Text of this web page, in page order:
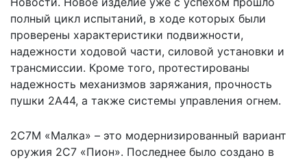
полный цикл испытаний, в ходе которых были
проверены характеристики подвижности,
надежности ходовой части, силовой установки и
трансмиссии. Кроме того, протестированы
надежность механизмов заряжания, прочность
пушки 2А44, а также системы управления огнем.
2С7М «Малка» – это модернизированный вариант
оружия 2С7 «Пион». Последнее было создано в